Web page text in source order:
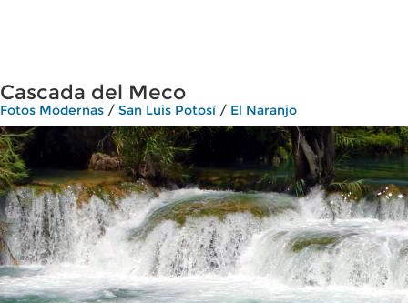
Cascada del Meco
Fotos Modernas / San Luis Potosí / El Naranjo